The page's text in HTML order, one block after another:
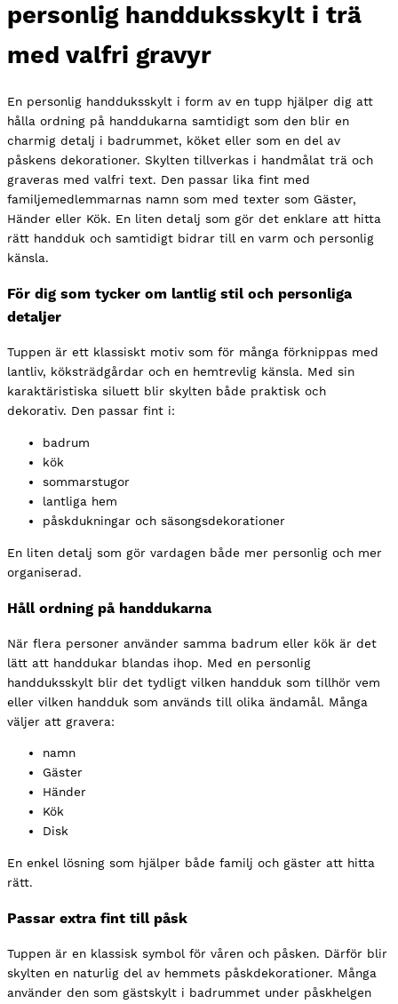
personlig handduksskylt i trä
med valfri gravyr
En personlig handduksskylt i form av en tupp hjälper dig att
hålla ordning på handdukarna samtidigt som den blir en
charmig detalj i badrummet, köket eller som en del av
påskens dekorationer. Skylten tillverkas i handmålat trä och
graveras med valfri text. Den passar lika fint med
familjemedlemmarnas namn som med texter som Gäster,
Händer eller Kök. En liten detalj som gör det enklare att hitta
rätt handduk och samtidigt bidrar till en varm och personlig
känsla.
För dig som tycker om lantlig stil och personliga
detaljer
Tuppen är ett klassiskt motiv som för många förknippas med
lantliv, köksträdgårdar och en hemtrevlig känsla. Med sin
karaktäristiska siluett blir skylten både praktisk och
dekorativ. Den passar fint i:
badrum
kök
sommarstugor
lantliga hem
påskdukningar och säsongsdekorationer
En liten detalj som gör vardagen både mer personlig och mer
organiserad.
Håll ordning på handdukarna
När flera personer använder samma badrum eller kök är det
lätt att handdukar blandas ihop. Med en personlig
handduksskylt blir det tydligt vilken handduk som tillhör vem
eller vilken handduk som används till olika ändamål. Många
väljer att gravera:
namn
Gäster
Händer
Kök
Disk
En enkel lösning som hjälper både familj och gäster att hitta
rätt.
Passar extra fint till påsk
Tuppen är en klassisk symbol för våren och påsken. Därför blir
skylten en naturlig del av hemmets påskdekorationer. Många
använder den som gästskylt i badrummet under påskhelgen